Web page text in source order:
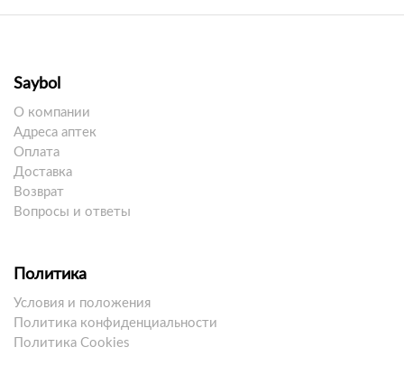
Saybol
О компании
Адреса аптек
Оплата
Доставка
Возврат
Вопросы и ответы
Политика
Условия и положения
Политика конфиденциальности
Политика Cookies